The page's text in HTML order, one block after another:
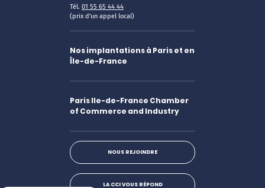
Tél. 01 55 65 44 44
(prix d'un appel local)
Nos implantations à Paris et en
Île-de-France
Paris Ile-de-France Chamber
of Commerce and Industry
NOUS REJOINDRE
LA CCI VOUS RÉPOND